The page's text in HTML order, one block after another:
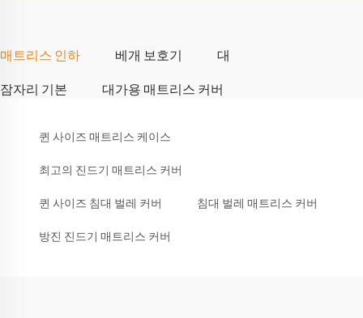
매트리스 인하 베개 보호기 대
잠자리 기본 대가용 매트리스 커버
퀸 사이즈 매트리스 케이스
최고의 진드기 매트리스 커버
퀸 사이즈 침대 벌레 커버 침대 벌레 매트리스 커버
방진 진드기 매트리스 커버